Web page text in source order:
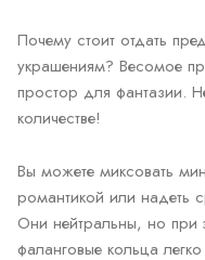
Почему стоит отдать
украшениям? Весомое
простор для фантазии.
количестве!
Вы можете миксовать
романтикой или надеть
Они нейтральны, но
фаланговые кольца